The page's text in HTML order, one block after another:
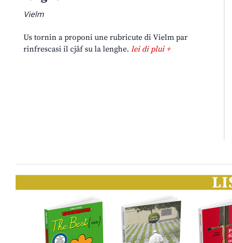
Vielm
Us tornin a proponi une rubricute di Vielm par
rinfrescasi il cjâf su la lenghe. lei di plui +